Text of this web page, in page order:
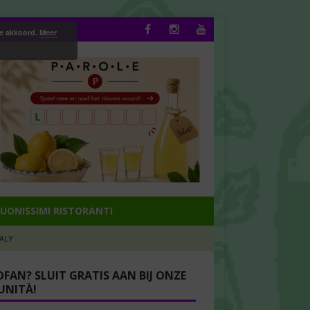
RISTORANTI
SLUIT GRATIS AAN BIJ ONZE
akkoord. Meer